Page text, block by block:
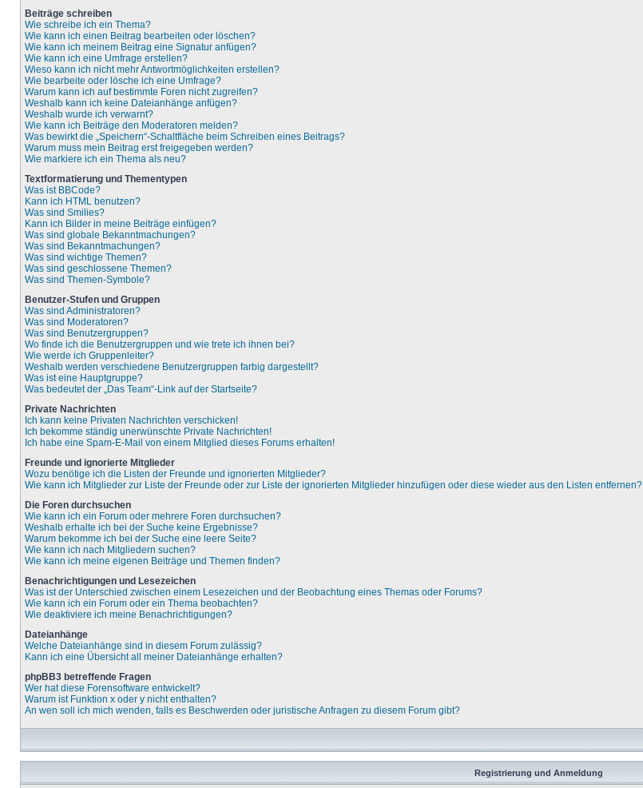
Beiträge schreiben
Wie schreibe ich ein Thema?
Wie kann ich einen Beitrag bearbeiten oder löschen?
Wie kann ich meinem Beitrag eine Signatur anfügen?
Wie kann ich eine Umfrage erstellen?
Wieso kann ich nicht mehr Antwortmöglichkeiten erstellen?
Wie bearbeite oder lösche ich eine Umfrage?
Warum kann ich auf bestimmte Foren nicht zugreifen?
Weshalb kann ich keine Dateianhänge anfügen?
Weshalb wurde ich verwarnt?
Wie kann ich Beiträge den Moderatoren melden?
Was bewirkt die „Speichern“-Schaltfläche beim Schreiben eines Beitrags?
Warum muss mein Beitrag erst freigegeben werden?
Wie markiere ich ein Thema als neu?
Textformatierung und Thementypen
Was ist BBCode?
Kann ich HTML benutzen?
Was sind Smilies?
Kann ich Bilder in meine Beiträge einfügen?
Was sind globale Bekanntmachungen?
Was sind Bekanntmachungen?
Was sind wichtige Themen?
Was sind geschlossene Themen?
Was sind Themen-Symbole?
Benutzer-Stufen und Gruppen
Was sind Administratoren?
Was sind Moderatoren?
Was sind Benutzergruppen?
Wo finde ich die Benutzergruppen und wie trete ich ihnen bei?
Wie werde ich Gruppenleiter?
Weshalb werden verschiedene Benutzergruppen farbig dargestellt?
Was ist eine Hauptgruppe?
Was bedeutet der „Das Team“-Link auf der Startseite?
Private Nachrichten
Ich kann keine Privaten Nachrichten verschicken!
Ich bekomme ständig unerwünschte Private Nachrichten!
Ich habe eine Spam-E-Mail von einem Mitglied dieses Forums erhalten!
Freunde und ignorierte Mitglieder
Wozu benötige ich die Listen der Freunde und ignorierten Mitglieder?
Wie kann ich Mitglieder zur Liste der Freunde oder zur Liste der ignorierten Mitglieder hinzufügen oder diese wieder aus den Listen entfernen?
Die Foren durchsuchen
Wie kann ich ein Forum oder mehrere Foren durchsuchen?
Weshalb erhalte ich bei der Suche keine Ergebnisse?
Warum bekomme ich bei der Suche eine leere Seite?
Wie kann ich nach Mitgliedern suchen?
Wie kann ich meine eigenen Beiträge und Themen finden?
Benachrichtigungen und Lesezeichen
Was ist der Unterschied zwischen einem Lesezeichen und der Beobachtung eines Themas oder Forums?
Wie kann ich ein Forum oder ein Thema beobachten?
Wie deaktiviere ich meine Benachrichtigungen?
Dateianhänge
Welche Dateianhänge sind in diesem Forum zulässig?
Kann ich eine Übersicht all meiner Dateianhänge erhalten?
phpBB3 betreffende Fragen
Wer hat diese Forensoftware entwickelt?
Warum ist Funktion x oder y nicht enthalten?
An wen soll ich mich wenden, falls es Beschwerden oder juristische Anfragen zu diesem Forum gibt?
Registrierung und Anmeldung